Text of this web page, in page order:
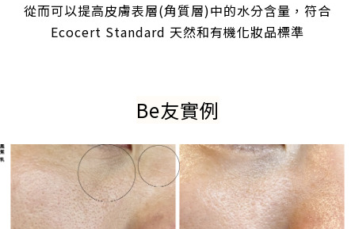
從而可以提高皮膚表層(角質層)中的水分含量，符合
Ecocert Standard 天然和有機化妝品標準
Be友實例